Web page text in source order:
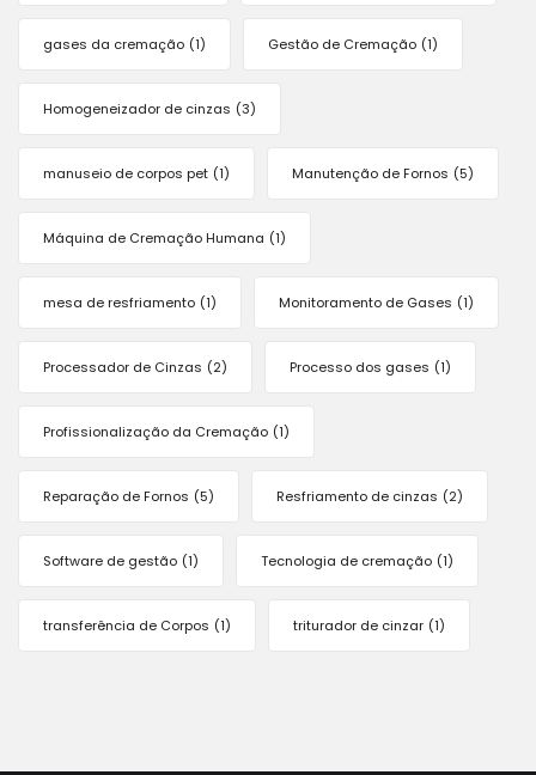
gases da cremação (1) Gestão de Cremação (1)
Homogeneizador de cinzas (3)
manuseio de corpos pet (1) Manutenção de Fornos (5)
Máquina de Cremação Humana (1)
mesa de resfriamento (1) Monitoramento de Gases (1)
Processador de Cinzas (2) Processo dos gases (1)
Profissionalização da Cremação (1)
Reparação de Fornos (5) Resfriamento de cinzas (2)
Software de gestão (1) Tecnologia de cremação (1)
transferência de Corpos (1) triturador de cinzar (1)